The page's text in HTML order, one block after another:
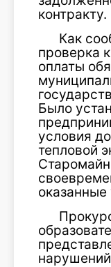
контракту.
Как
проверка
оплаты
Было
условия
тепловой
оказанные